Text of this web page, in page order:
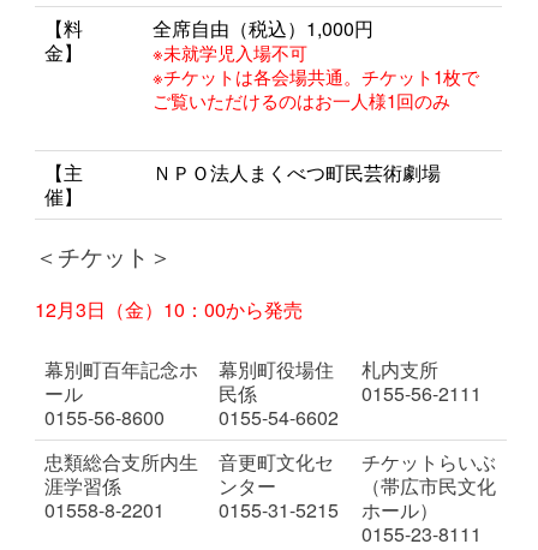
【料
金】
全席自由（税込） 1,000円
※未就学児入場不可
※チケットは各会場共通。チケット1枚で
ご覧いただけるのはお一人様1回のみ
【主
催】
ＮＰＯ法人まくべつ町民芸術劇場
＜チケット＞
12月3日（金）10：00から発売
幕別町百年記念ホ
ール
0155-56-8600
幕別町役場住
民係
0155-54-6602
札内支所
0155-56-2111
忠類総合支所内生
涯学習係
01558-8-2201
音更町文化セ
ンター
0155-31-5215
チケットらいぶ
（帯広市民文化
ホール）
0155-23-8111